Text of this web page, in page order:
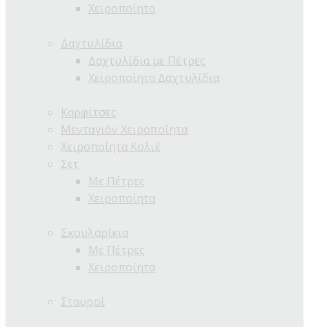
Χειροποίητα
Δαχτυλίδια
Δαχτυλίδια με Πέτρες
Χειροποίητα Δαχτυλίδια
Καρφίτσες
Μενταγιόν Χειροποίητα
Χειροποίητα Κολιέ
Σετ
Με Πέτρες
Χειροποίητα
Σκουλαρίκια
Με Πέτρες
Χειροποίητα
Σταυροί